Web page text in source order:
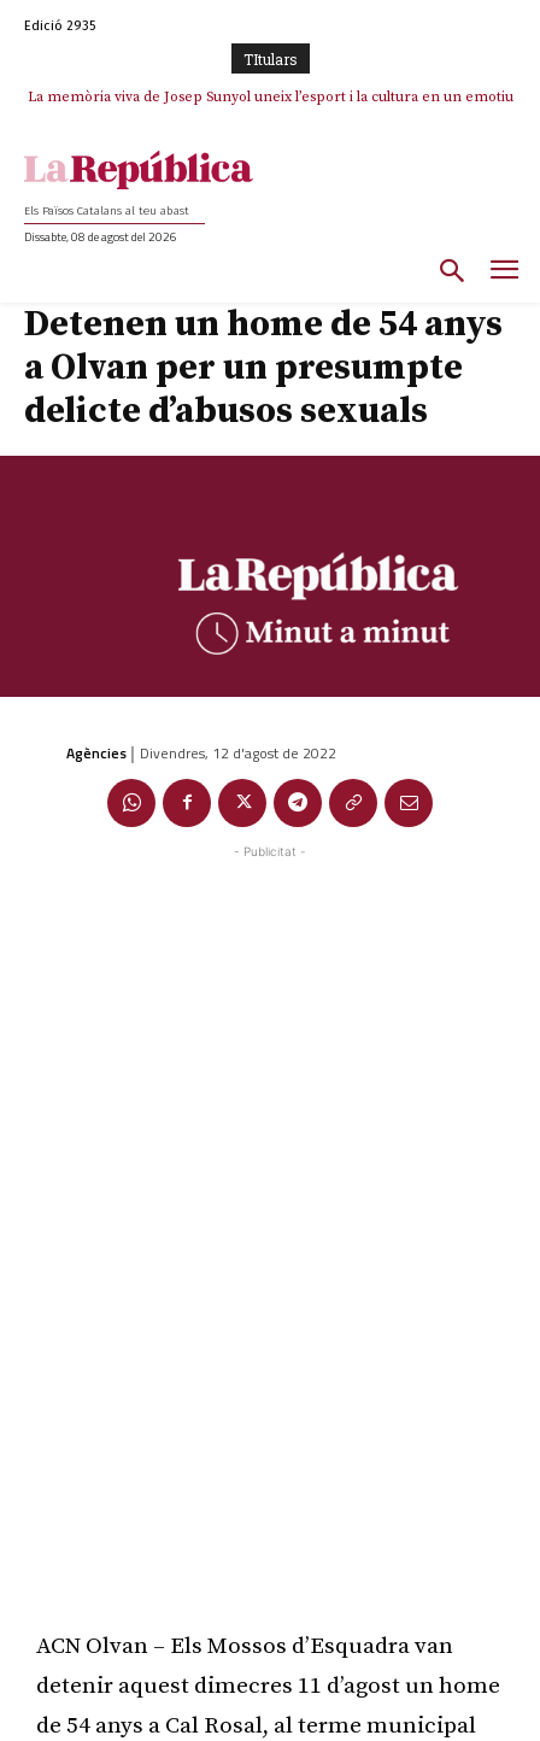
Edició 2935
TItulars
La memòria viva de Josep Sunyol uneix l’esport i la cultura en un emotiu
La “dignitat” a mitges de Marc Puigtió: renuncia a Girona pels àudios però
Els Països Catalans al teu abast
Dissabte, 08 de agost del 2026
Detenen un home de 54 anys
a Olvan per un presumpte
delicte d’abusos sexuals
Agències | Divendres, 12 d'agost de 2022
- Publicitat -
ACN Olvan – Els Mossos d’Esquadra van
detenir aquest dimecres 11 d’agost un home
de 54 anys a Cal Rosal, al terme municipal